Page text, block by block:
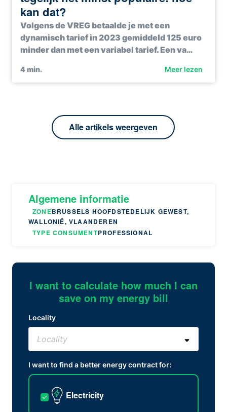
kan dat?
Volgens de VREG betaalde je met een
dynamisch tarief in 2023 gemiddeld 125 euro
minder dan met een variabel tarief. Een va…
4min. Meer lezen
Alle artikels weergeven
Algemene informatie
ZONEBRUSSELS HOOFDSTEDELIJK GEWEST,
WALLONIË, VLAANDEREN
TYPE CONSUMENTPROFESSIONAL
I want to calculate how much I can
save on my energy bill
Locality
I want to find a better energy contract for:
Electricity